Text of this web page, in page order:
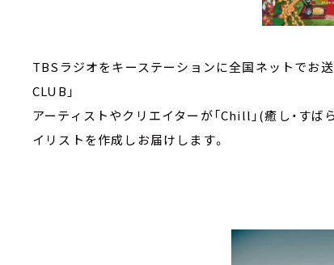
TBSラジオをキーステーションに全国ネットでお
CLUB」
アーティストやクリエイターが「Chill」(癒し・す
イリストを作成しお届けします。